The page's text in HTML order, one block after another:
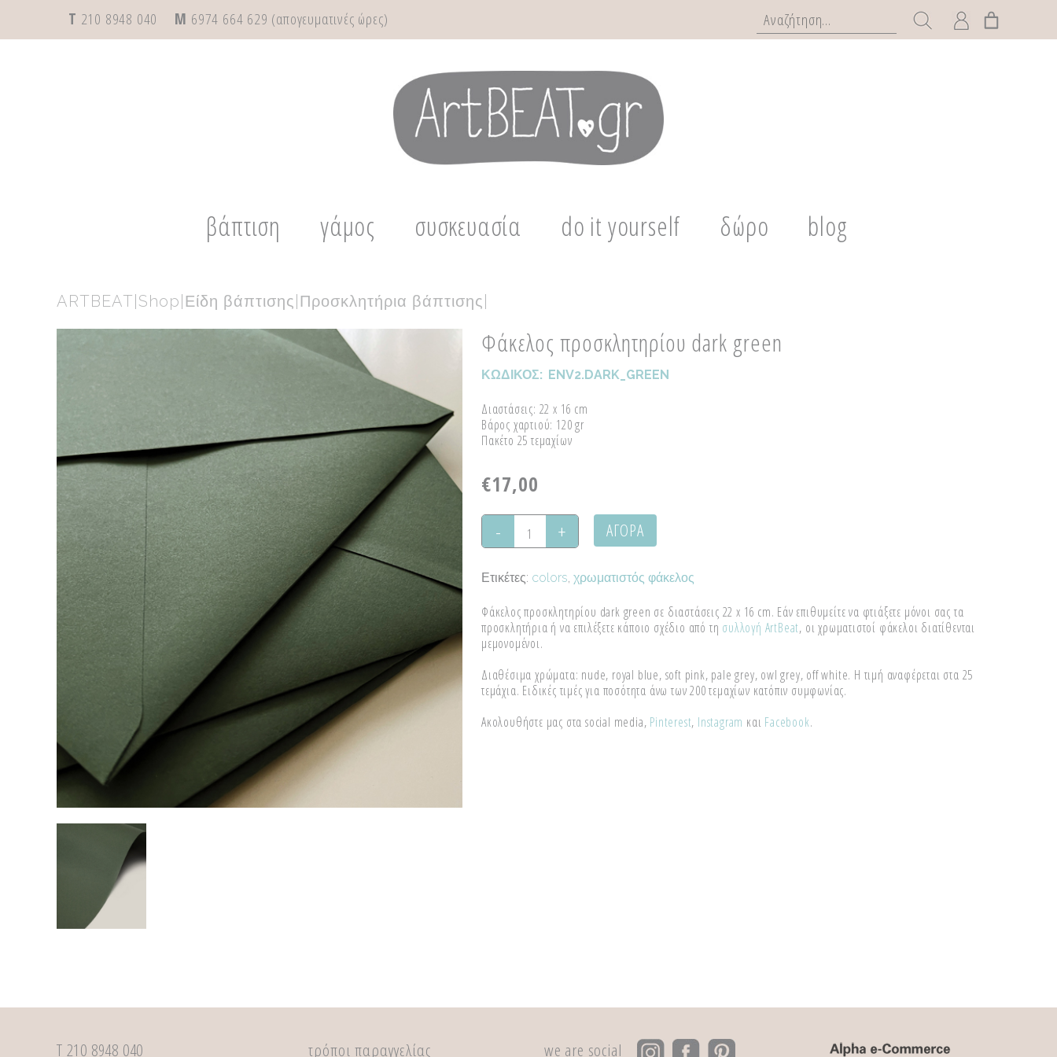
T 210 8948 040 M 6974 664 629 (απογευματινές ώρες)
βάπτιση γάμος συσκευασία do it yourself δώρο blog
ARTBEAT Shop Είδη βάπτισης Προσκλητήρια βάπτισης
Φάκελος προσκλητηρίου dark green
ΚΩΔΙΚΟΣ: ENV2.DARK_GREEN
Διαστάσεις: 22 x 16 cm
Βάρος χαρτιού: 120 gr
Πακέτο 25 τεμαχίων
€17,00
Φάκελος
dark
green
quantity
ΑΓΟΡΑ
Ετικέτες: colors, χρωματιστός φάκελος
Φάκελος προσκλητηρίου dark green σε διαστάσεις 22 x 16 cm. Εάν επιθυμείτε να φτιάξετε μόνοι σας τα
προσκλητήρια ή να επιλέξετε κάποιο σχέδιο από τη συλλογή ArtBeat, οι χρωματιστοί φάκελοι διατίθενται
μεμονομένοι.
Διαθέσιμα χρώματα: nude, royal blue, soft pink, pale grey, owl grey, off white. Η τιμή αναφέρεται στα 25
τεμάχια. Ειδικές τιμές για ποσότητα άνω των 200 τεμαχίων κατόπιν συμφωνίας.
Ακολουθήστε μας στα social media, Pinterest, Instagram και Facebook.
Τ 210 8948 040 τρόποι παραγγελίας we are social